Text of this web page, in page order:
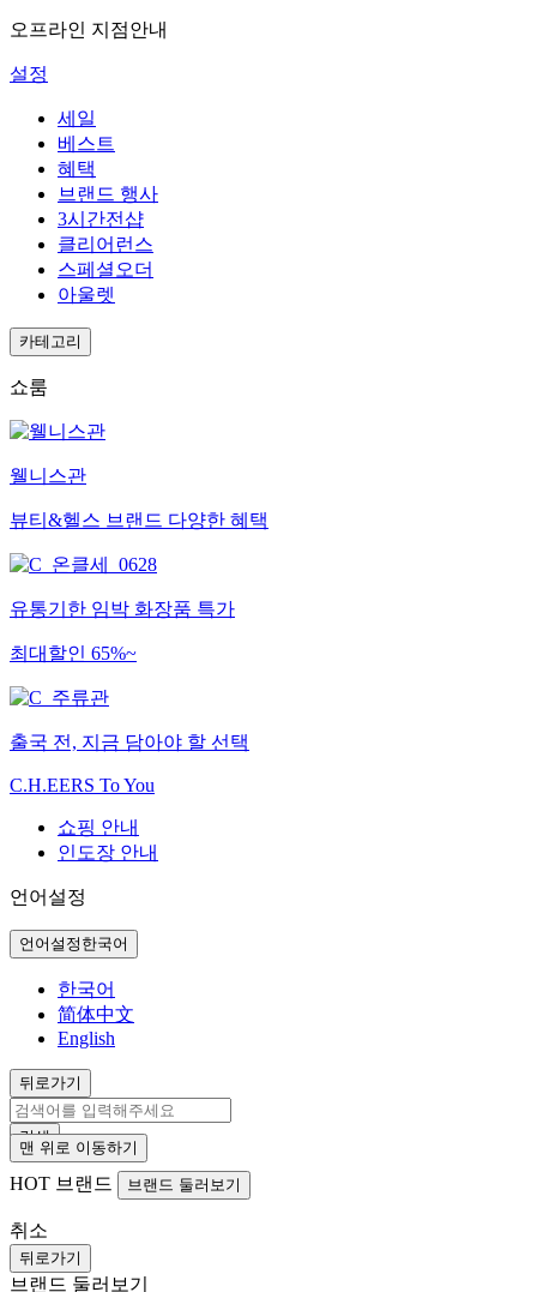
맨 위로 이동하기
오프라인 지점안내
설정
세일
베스트
혜택
브랜드 행사
3시간전샵
클리어런스
스페셜오더
아울렛
카테고리
쇼룸
웰니스관
뷰티&헬스 브랜드 다양한 혜택
유통기한 임박 화장품 특가
최대할인 65%~
출국 전, 지금 담아야 할 선택
C.H.EERS To You
쇼핑 안내
인도장 안내
언어설정
언어설정 한국어
한국어
简体中文
English
뒤로가기
검색
HOT 브랜드 브랜드 둘러보기
취소
뒤로가기
브랜드 둘러보기